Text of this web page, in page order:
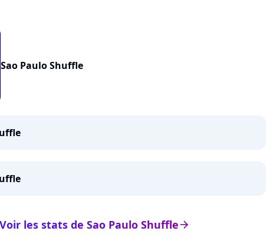
Sao Paulo Shuffle
arrow_right
Voir les stats de Sao Paulo Shuffle